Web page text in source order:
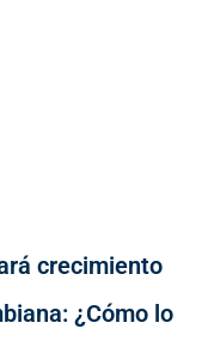
crecimiento
¿Cómo lo